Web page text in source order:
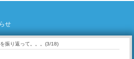
せ
振り返って。。。(3/18)